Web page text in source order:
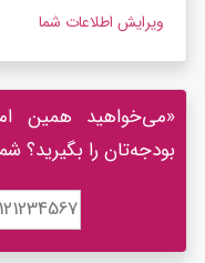
ویرایش اطلاعات شما
«می‌خواهید همین
بودجه‌تان را بگیرید؟